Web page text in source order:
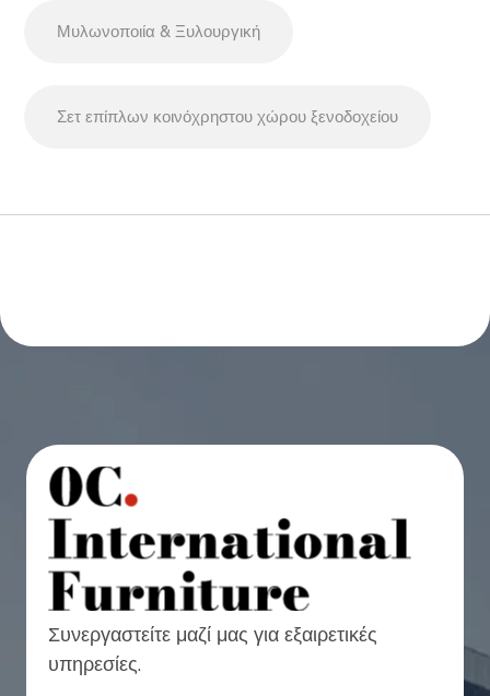
Μυλωνοποιία & Ξυλουργική
Σετ επίπλων κοινόχρηστου χώρου ξενοδοχείου
Συνεργαστείτε μαζί μας για εξαιρετικές
υπηρεσίες.